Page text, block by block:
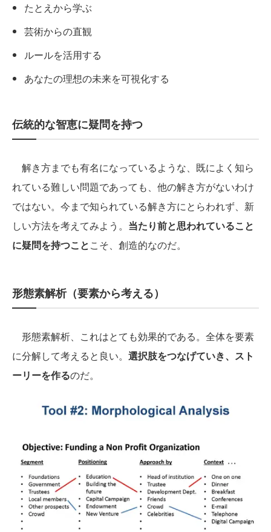
たとえから学ぶ
芸術からの直観
ルールを活用する
あなたの理想の未来を可視化する
伝統的な智恵に疑問を持つ
解き方までも有名になっているような、既によく知ら
れている難しい問題であっても、他の解き方がないわけ
ではない。今まで知られている解き方にとらわれず、新
しい方法を考えてみよう。 当たり前と思われていること
に疑問を持つことこそ、創造的なのだ。
形態素解析（要素から考える）
形態素解析、これはとても効果的である。全体を要素
に分解して考えると良い。 選択肢をつなげていき、スト
ーリーを作るのだ。